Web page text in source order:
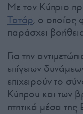
Με τον Κύπριο
Τατάρ, ο οποίος
παράσχει
Για την
επίγειων
επιχειρούν το
Κύπρου και των
πτητικά μέσα